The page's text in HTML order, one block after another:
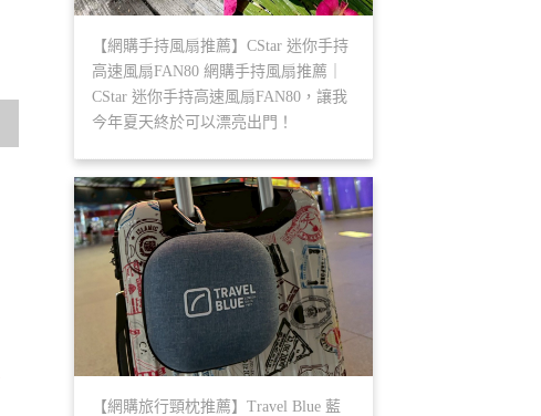
【網購手持風扇推薦】CStar 迷你手持
高速風扇FAN80 網購手持風扇推薦｜
CStar 迷你手持高速風扇FAN80，讓我
今年夏天終於可以漂亮出門！
【網購旅行頸枕推薦】Travel Blue 藍